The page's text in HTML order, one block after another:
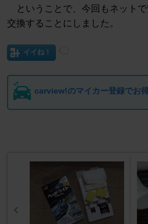
ということで、今回もネット
交換することにしました。
イイね！
carview!のマイカー登録でお